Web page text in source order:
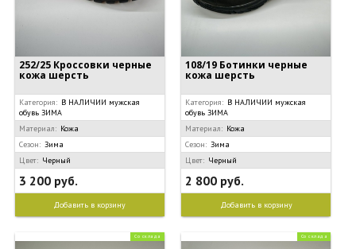
252/25 Кроссовки черные
кожа шерсть
Категория: В НАЛИЧИИ мужская
обувь ЗИМА
Материал: Кожа
Сезон: Зима
Цвет: Черный
3 200 руб.
Добавить в корзину
108/19 Ботинки черные
кожа шерсть
Категория: В НАЛИЧИИ мужская
обувь ЗИМА
Материал: Кожа
Сезон: Зима
Цвет: Черный
2 800 руб.
Добавить в корзину
Со склада Со склада